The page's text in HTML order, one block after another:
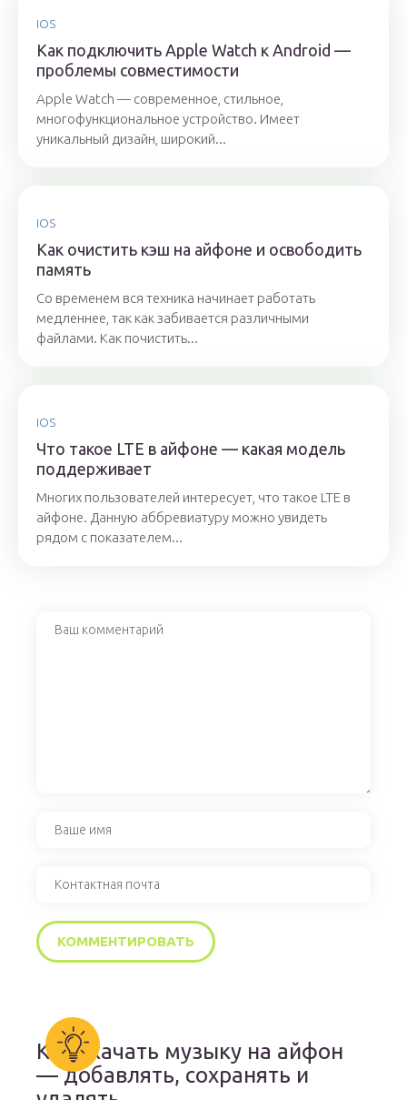
IOS
Как подключить Apple Watch к Android —
проблемы совместимости
Apple Watch — современное, стильное,
многофункциональное устройство. Имеет
уникальный дизайн, широкий...
IOS
Как очистить кэш на айфоне и освободить
память
Со временем вся техника начинает работать
медленнее, так как забивается различными
файлами. Как почистить...
IOS
Что такое LTE в айфоне — какая модель
поддерживает
Многих пользователей интересует, что такое LTE в
айфоне. Данную аббревиатуру можно увидеть
рядом с показателем...
Как скачать музыку на айфон
— добавлять, сохранять и